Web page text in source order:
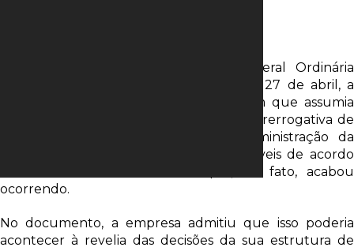
Antes da realização da Assembleia Geral Ordinária
(AGO) que elegeu os conselheiros, em 27 de abril, a
Petrobras encaminhou ofício à CVM em que assumia
formalmente que a assembleia tinha a prerrogativa de
eleger membros ao Conselho de Administração da
estatal mesmo que eles fossem inelegíveis de acordo
com a Lei das Estatais – o que, de fato, acabou
ocorrendo.
No documento, a empresa admitiu que isso poderia
acontecer à revelia das decisões da sua estrutura de